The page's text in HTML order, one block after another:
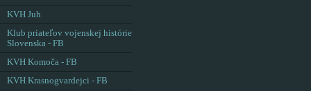
KVH Juh
Klub priateľov vojenskej histórie
Slovenska - FB
KVH Komoča - FB
KVH Krasnogvardejci - FB